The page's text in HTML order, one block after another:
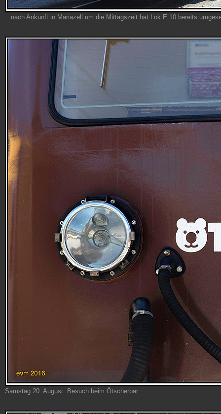
...nach Ankunft in Mariazell um die Mittagszeit hat Lok E 10 bereits
Samstag 20. August: Besuch beim Ötscherbär....